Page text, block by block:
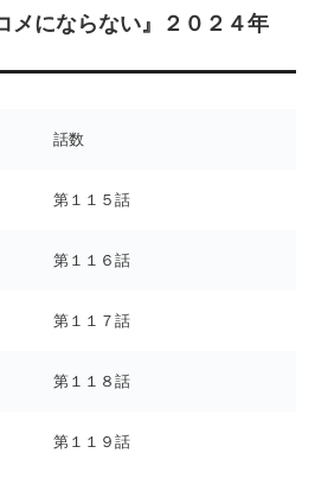
メにならない』２０２４年
話数
第１１５話
第１１６話
第１１７話
第１１８話
第１１９話